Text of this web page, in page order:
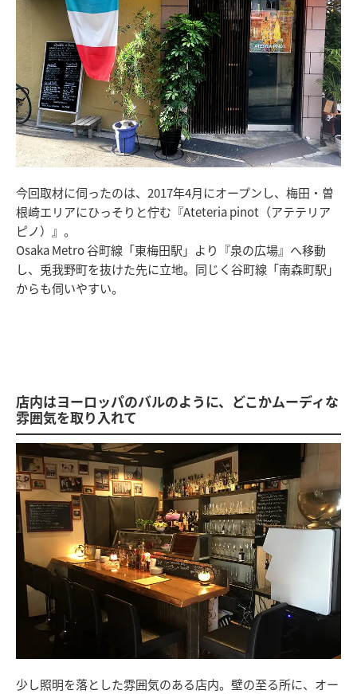
今回取材に伺ったのは、2017年4月にオープンし、梅田・曽
根崎エリアにひっそりと佇む『Ateteria pinot（アテテリア
ピノ）』。
Osaka Metro 谷町線「東梅田駅」より『泉の広場』へ移動
し、兎我野町を抜けた先に立地。同じく谷町線「南森町駅」
からも伺いやすい。
店内はヨーロッパのバルのように、どこかムーディな
雰囲気を取り入れて
少し照明を落とした雰囲気のある店内。壁の至る所に、オー